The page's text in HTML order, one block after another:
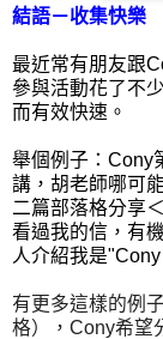
結語－收集快樂
最近常有朋友跟
參與活動花了不
而有效快速。
舉個例子：Cony
講，胡老師哪可
二篇部落格分享＜
看過我的信，有
人介紹我是
有更多這樣的例
格），Cony希望